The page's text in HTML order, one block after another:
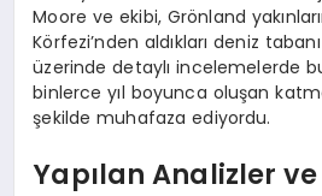
Moore ve ekibi, Grönland
Körfezi’nden aldıkları deniz
üzerinde detaylı incelemelerde
binlerce yıl boyunca oluşan
şekilde muhafaza ediyordu.
Yapılan Analizler